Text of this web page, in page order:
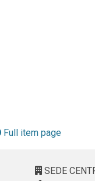
Full item page
SEDE